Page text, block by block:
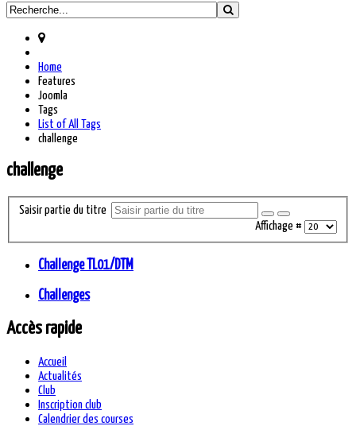
Home
Features
Joomla
Tags
List of All Tags
challenge
challenge
Saisir partie du titre
Affichage #
Challenge TL01/DTM
Challenges
Accès rapide
Accueil
Actualités
Club
Inscription club
Calendrier des courses